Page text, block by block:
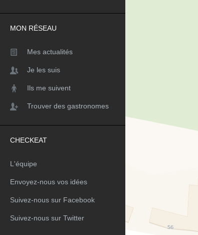
MON RÉSEAU
Mes actualités
Je les suis
Ils me suivent
Trouver des gastronomes
CHECKEAT
L'équipe
Envoyez-nous vos idées
Suivez-nous sur Facebook
Suivez-nous sur Twitter